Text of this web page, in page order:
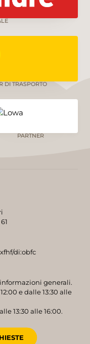
DI TRASPORTO
PARTNER
di:obfc
generali.
e dalle 13:30 alle
13:30 alle 16:00.